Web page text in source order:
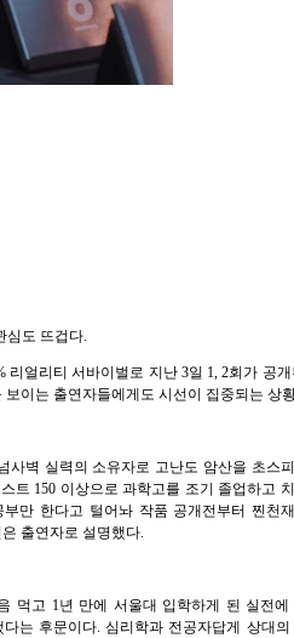
심도 뜨겁다.
리얼리티 서바이벌로 지난 3일 1, 2회가 공개
이는 출연자들에게도 시선이 집중되는 상
벽 실력의 소유자로 고난도 암산을 초스
트 150 이상으로 과학고를 조기 졸업하고 치
만 한다고 털어놔 작품 공개전부터 찐천
출연자로 설명했다.
먹고 1년 만에 서울대 입학하게 된 실전에
는 후문이다. 심리학과 전공자답게 상대의